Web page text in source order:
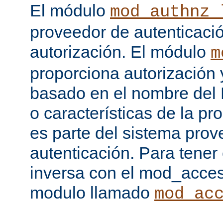
El módulo
proveedor de
autorización. El módulo
proporciona autorización
basado en el nombre
o características de la
es parte del sistema
autenticación. Para
inversa con el
modulo llamado